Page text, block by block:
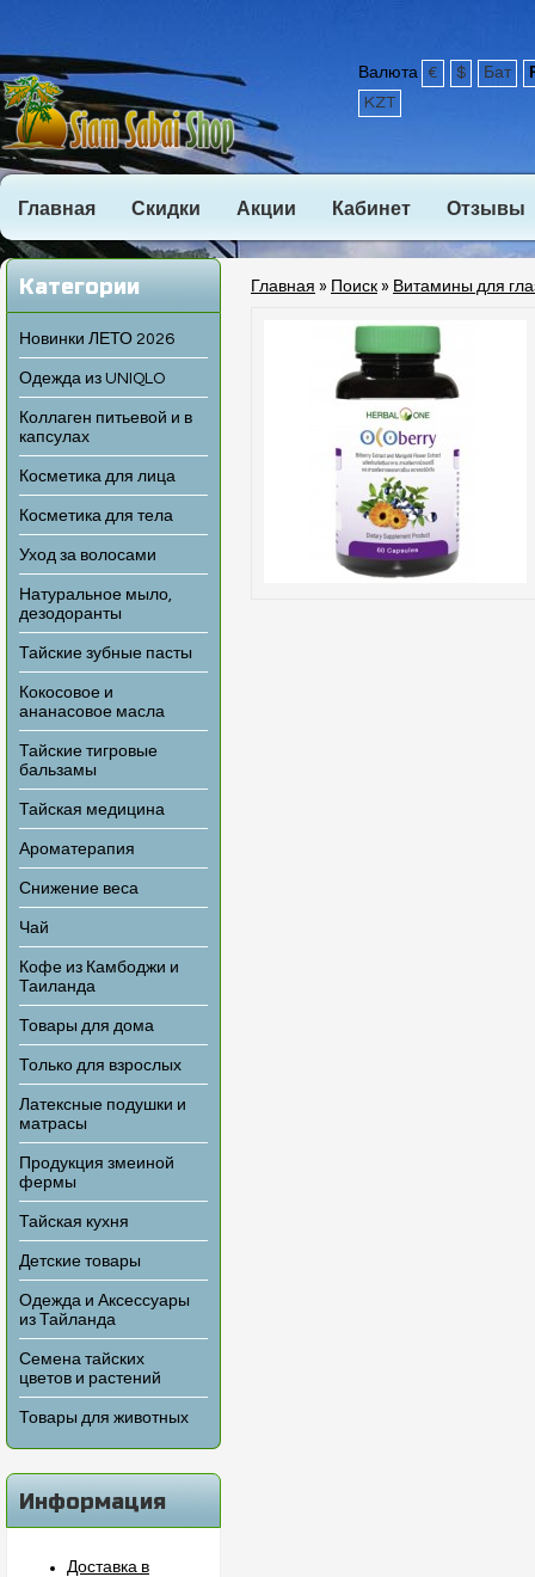
Валюта € $ Бат
KZT
Главная Скидки Акции Кабинет Отзывы
Категории
Новинки ЛЕТО 2026
Одежда из UNIQLO
Коллаген питьевой и в
капсулах
Косметика для лица
Косметика для тела
Уход за волосами
Натуральное мыло,
дезодоранты
Тайские зубные пасты
Кокосовое и
ананасовое масла
Тайские тигровые
бальзамы
Тайская медицина
Ароматерапия
Снижение веса
Чай
Кофе из Камбоджи и
Таиланда
Товары для дома
Только для взрослых
Латексные подушки и
матрасы
Продукция змеиной
фермы
Тайская кухня
Детские товары
Одежда и Аксессуары
из Тайланда
Семена тайских
цветов и растений
Товары для животных
Информация
Доставка в
Главная » Поиск » Витамины для